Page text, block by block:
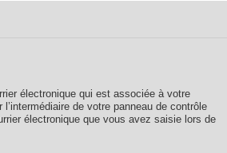
électronique qui est associée à votre
de votre panneau de contrôle
électronique que vous avez saisie lors de